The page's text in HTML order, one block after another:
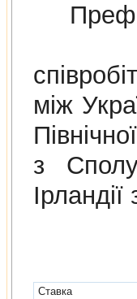
між
з
Cтавка